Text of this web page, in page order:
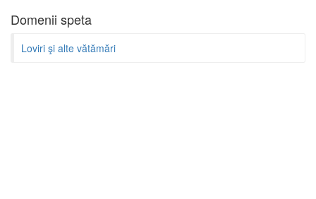
Domenii speta
Loviri şi alte vătămări